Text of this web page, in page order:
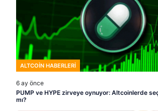
ALTCOIN HABERLERI
6 ay önce
PUMP ve HYPE zirveye oynuyor: Altcoinlerde
mı?